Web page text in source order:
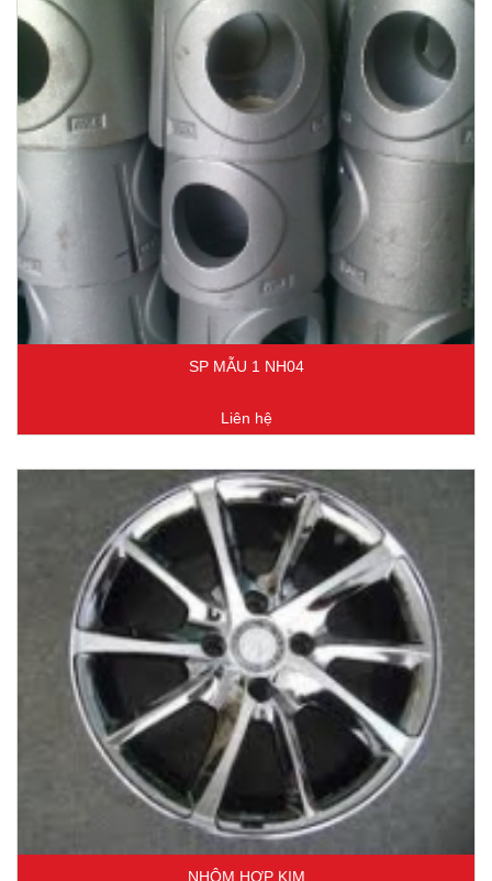
SP MẪU 1 NH04
Liên hệ
NHÔM HỢP KIM